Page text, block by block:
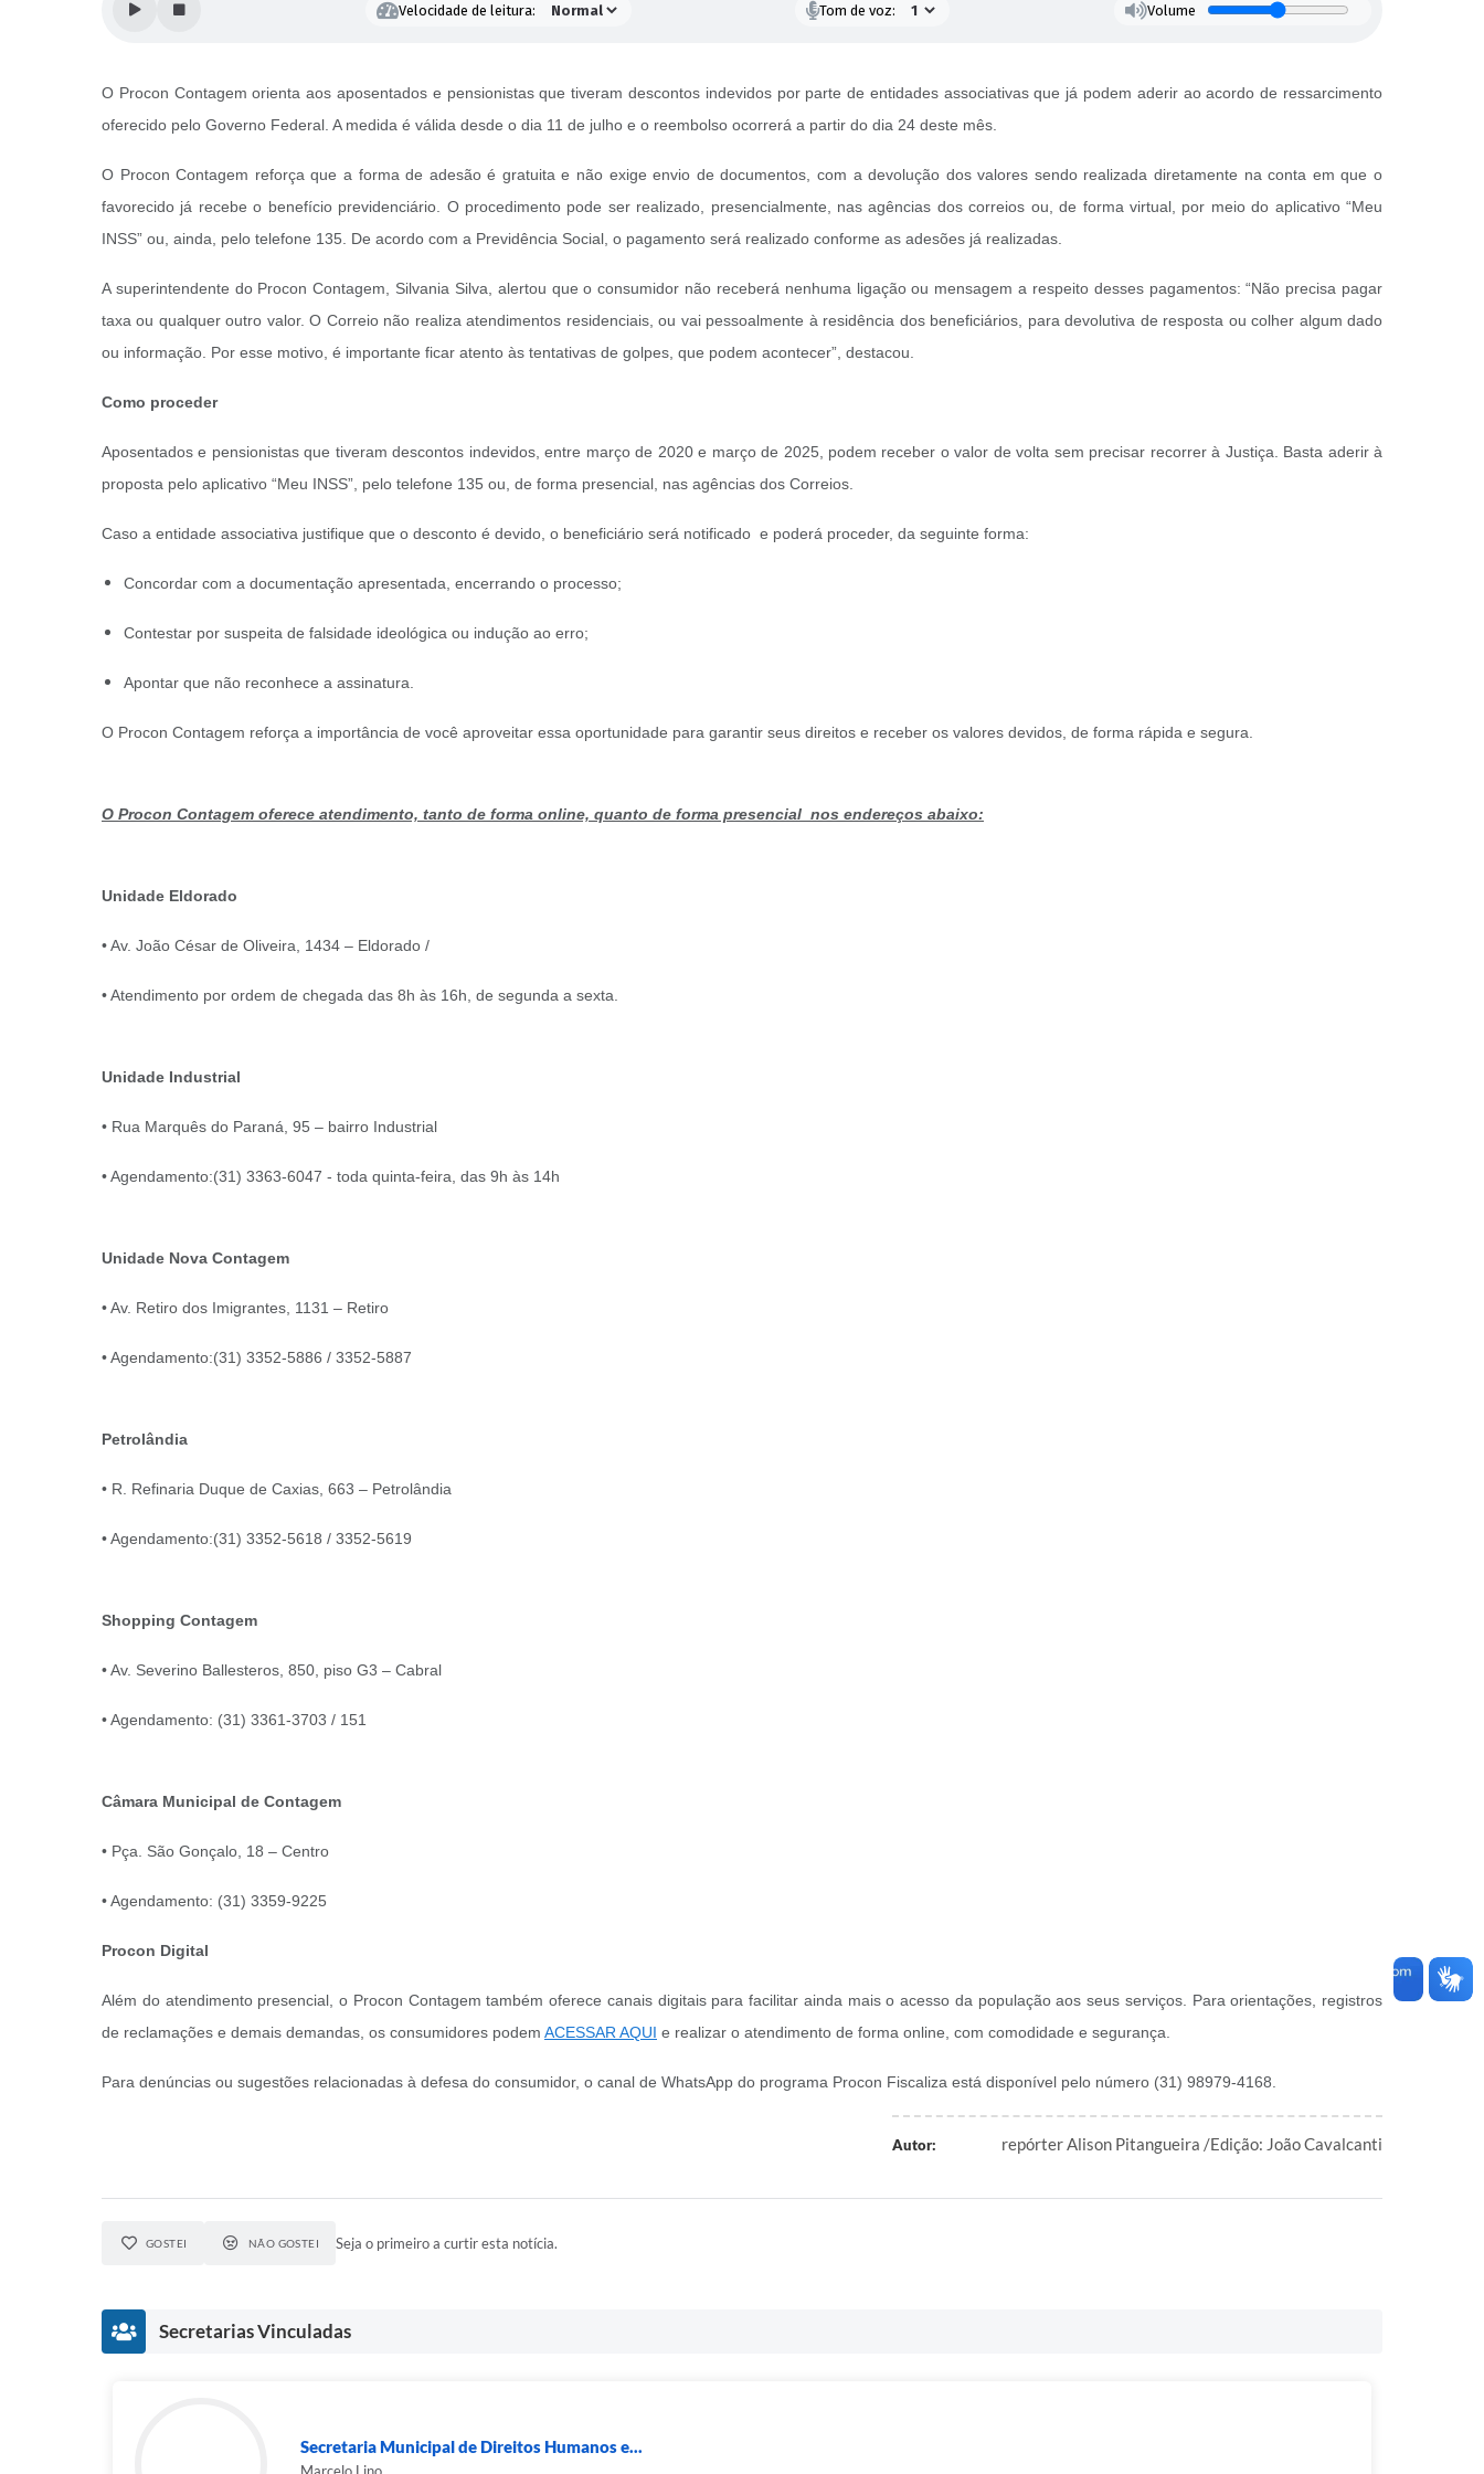
Velocidade de leitura: Tom de voz: Volume
O Procon Contagem orienta aos aposentados e pensionistas que tiveram descontos indevidos por parte de entidades associativas que já podem aderir ao acordo de ressarcimento
oferecido pelo Governo Federal. A medida é válida desde o dia 11 de julho e o reembolso ocorrerá a partir do dia 24 deste mês.
O Procon Contagem reforça que a forma de adesão é gratuita e não exige envio de documentos, com a devolução dos valores sendo realizada diretamente na conta em que o
favorecido já recebe o benefício previdenciário. O procedimento pode ser realizado, presencialmente, nas agências dos correios ou, de forma virtual, por meio do aplicativo “Meu
INSS” ou, ainda, pelo telefone 135. De acordo com a Previdência Social, o pagamento será realizado conforme as adesões já realizadas.
A superintendente do Procon Contagem, Silvania Silva, alertou que o consumidor não receberá nenhuma ligação ou mensagem a respeito desses pagamentos: “Não precisa pagar
taxa ou qualquer outro valor. O Correio não realiza atendimentos residenciais, ou vai pessoalmente à residência dos beneficiários, para devolutiva de resposta ou colher algum dado
ou informação. Por esse motivo, é importante ficar atento às tentativas de golpes, que podem acontecer”, destacou.
Como proceder
Aposentados e pensionistas que tiveram descontos indevidos, entre março de 2020 e março de 2025, podem receber o valor de volta sem precisar recorrer à Justiça. Basta aderir à
proposta pelo aplicativo “Meu INSS”, pelo telefone 135 ou, de forma presencial, nas agências dos Correios.
Caso a entidade associativa justifique que o desconto é devido, o beneficiário será notificado e poderá proceder, da seguinte forma:
Concordar com a documentação apresentada, encerrando o processo;
Contestar por suspeita de falsidade ideológica ou indução ao erro;
Apontar que não reconhece a assinatura.
O Procon Contagem reforça a importância de você aproveitar essa oportunidade para garantir seus direitos e receber os valores devidos, de forma rápida e segura.
O Procon Contagem oferece atendimento, tanto de forma online, quanto de forma presencial nos endereços abaixo:
Unidade Eldorado
• Av. João César de Oliveira, 1434 – Eldorado /
• Atendimento por ordem de chegada das 8h às 16h, de segunda a sexta.
Unidade Industrial
• Rua Marquês do Paraná, 95 – bairro Industrial
• Agendamento:(31) 3363-6047 - toda quinta-feira, das 9h às 14h
Unidade Nova Contagem
• Av. Retiro dos Imigrantes, 1131 – Retiro
• Agendamento:(31) 3352-5886 / 3352-5887
Petrolândia
• R. Refinaria Duque de Caxias, 663 – Petrolândia
• Agendamento:(31) 3352-5618 / 3352-5619
Shopping Contagem
• Av. Severino Ballesteros, 850, piso G3 – Cabral
• Agendamento: (31) 3361-3703 / 151
Câmara Municipal de Contagem
• Pça. São Gonçalo, 18 – Centro
• Agendamento: (31) 3359-9225
Procon Digital
Além do atendimento presencial, o Procon Contagem também oferece canais digitais para facilitar ainda mais o acesso da população aos seus serviços. Para orientações, registros
de reclamações e demais demandas, os consumidores podem ACESSAR AQUI e realizar o atendimento de forma online, com comodidade e segurança.
Para denúncias ou sugestões relacionadas à defesa do consumidor, o canal de WhatsApp do programa Procon Fiscaliza está disponível pelo número (31) 98979-4168.
Autor: repórter Alison Pitangueira /Edição: João Cavalcanti
GOSTEI NÃO GOSTEI Seja o primeiro a curtir esta notícia.
Secretarias Vinculadas
Secretaria Municipal de Direitos Humanos e...